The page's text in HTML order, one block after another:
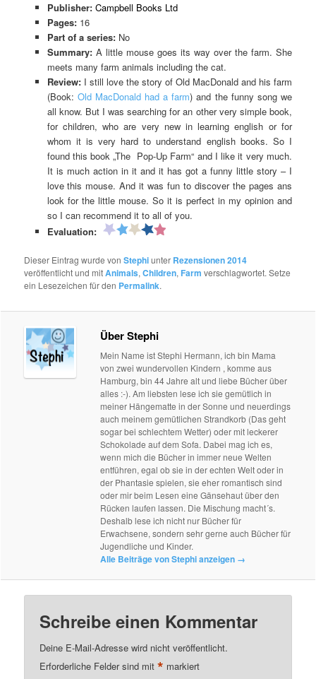
Publisher: Campbell Books Ltd
Pages:16
Part of a series:No
Summary: A little mouse goes its way over the farm. She
meets many farm animals including the cat.
Review:I still love the story of Old MacDonald and his farm
(Book: Old MacDonald had a farm) and the funny song we
all know. But I was searching for an other very simple book,
for children, who are very new in learning english or for
whom it is very hard to understand english books. So I
found this book „The Pop-Up Farm“ and I like it very much.
It is much action in it and it has got a funny little story – I
love this mouse. And it was fun to discover the pages ans
look for the little mouse. So it is perfect in my opinion and
so I can recommend it to all of you.
Evaluation:
Dieser Eintrag wurde vonStephiunter Rezensionen 2014
veröffentlicht und mitAnimals,Children, Farm verschlagwortet. Setze
ein Lesezeichen für den Permalink.
Über Stephi
Mein Name ist Stephi Hermann, ich bin Mama
von zwei wundervollen Kindern , komme aus
Hamburg, bin 44 Jahre alt und liebe Bücher über
alles :-). Am liebsten lese ich sie gemütlich in
meiner Hängematte in der Sonne und neuerdings
auch meinem gemütlichen Strandkorb (Das geht
sogar bei schlechtem Wetter) oder mit leckerer
Schokolade auf dem Sofa. Dabei mag ich es,
wenn mich die Bücher in immer neue Welten
entführen, egal ob sie in der echten Welt oder in
der Phantasie spielen, sie eher romantisch sind
oder mir beim Lesen eine Gänsehaut über den
Rücken laufen lassen. Die Mischung macht´s.
Deshalb lese ich nicht nur Bücher für
Erwachsene, sondern sehr gerne auch Bücher für
Jugendliche und Kinder.
Alle Beiträge von Stephi anzeigen →
Schreibe einen Kommentar
Deine E-Mail-Adresse wird nicht veröffentlicht.
Erforderliche Felder sind mit* markiert